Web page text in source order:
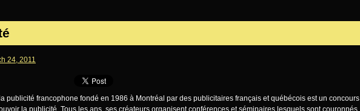
24, 2011
publicité francophone fondé en 1986 à Montréal par des publicitaires français et québécois est un concours
la publicité. Tous les ans, ses créateurs organisent conférences et séminaires lesquels sont couronnés